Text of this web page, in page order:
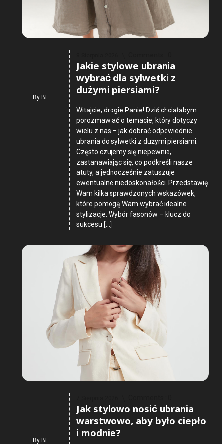
ByBF
Jakie stylowe ubrania
wybrać dla sylwetki z
dużymi piersiami?
Witajcie, drogie Panie! Dziś chciałabym
porozmawiać o temacie, który dotyczy
wielu z nas – jak dobrać odpowiednie
ubrania do sylwetki z dużymi piersiami.
Często czujemy się niepewnie,
zastanawiając się, co podkreśli nasze
atuty, a jednocześnie zatuszuje
ewentualne niedoskonałości. Przedstawię
Wam kilka sprawdzonych wskazówek,
które pomogą Wam wybrać idealne
stylizacje. Wybór fasonów – klucz do
sukcesu […]
ByBF
Jak stylowo nosić ubrania
warstwowo, aby było ciepło
i modnie?